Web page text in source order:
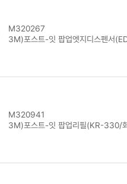
M320267
3M)포스트-잇 팝업엣지디스펜서
M320941
3M)포스트-잇 팝업리필(KR-330/